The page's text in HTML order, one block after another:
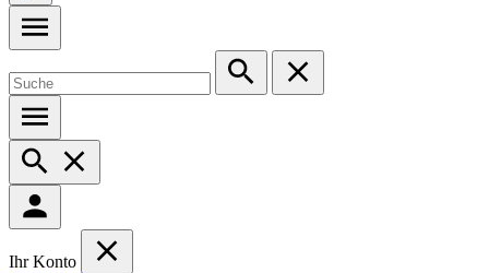
Ihr Konto